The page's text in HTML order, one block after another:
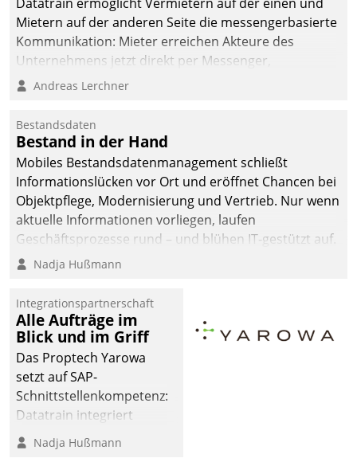
Mietern auf der anderen Seite die messengerbasierte
Kommunikation: Mieter erreichen Akteure des
Unternehmens jetzt direkt per Messenger,
Mitarbeiter oder Dienstleister empfangen oder
Andreas Lerchner
Bestandsdaten
Bestand in der Hand
Mobiles Bestandsdatenmanagement schließt
Informationslücken vor Ort und eröffnet Chancen bei
Objektpflege, Modernisierung und Vertrieb. Nur wenn
aktuelle Informationen vorliegen, laufen
Geschäftsprozesse rund – und blühen IT-gestützt auf.
Nadja Hußmann
Integrationspartnerschaft
Alle Aufträge im
Blick und im Griff
Das Proptech Yarowa
setzt auf SAP-
Schnittstellenkompetenz:
Datatrain integriert
Yarowas Portal zur
Vergabe und Verwaltung
Nadja Hußmann